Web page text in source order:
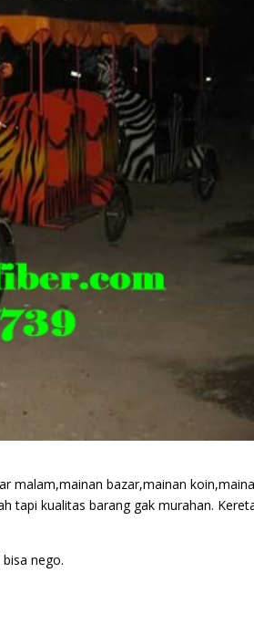
malam,mainan bazar,mainan
tapi kualitas barang gak murahan.
nego.